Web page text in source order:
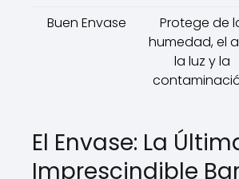
Buen Envase
Protege de
humedad, el
la luz y la
El Envase: La
Imprescindible